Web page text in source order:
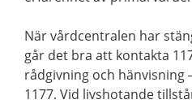
När vårdcentralen har
går det bra att kontakta
rådgivning och
1177. Vid livshotande